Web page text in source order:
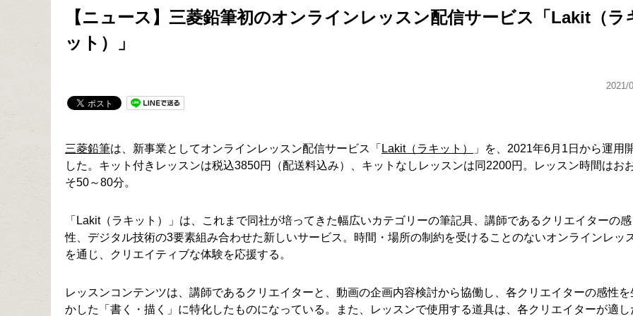
【ニュース】三菱鉛筆初のオンラインレッスン配信サービス「Lakit（ラ
ット）」
2021/
三菱鉛筆は、新事業としてオンラインレッスン配信サービス「 Lakit（ラキット）
」を、2021年6月1日から運用
した。キット付きレッスンは税込3850円（配送料込み）、キットなしレッスンは同2200円。レッスン時間はお
そ50～80分。
「Lakit（ラキット）」は、これまで同社が培ってきた幅広いカテゴリーの筆記具、講師であるクリエイターの感
性、デジタル技術の3要素組み合わせた新しいサービス。時間・場所の制約を受けることのないオンラインレッ
を通じ、クリエイティブな体験を応援する。
レッスンコンテンツは、講師であるクリエイターと、動画の企画内容検討から協働し、各クリエイターの感性を
かした「書く・描く」に特化したものになっている。また、レッスンで使用する道具は、各クリエイターが適し